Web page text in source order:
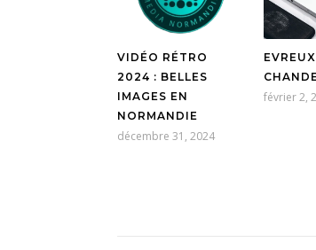
VIDÉO RÉTRO
2024 : BELLES
IMAGES EN
NORMANDIE
décembre 31, 2024
février 2,